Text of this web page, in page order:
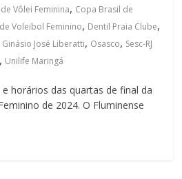
Vôlei Feminina, Copa Brasil de
Voleibol Feminino, Dentil Praia Clube,
Ginásio José Liberatti, Osasco, Sesc-RJ
, Unilife Maringá
horários das quartas de final da
de 2024. O Fluminense